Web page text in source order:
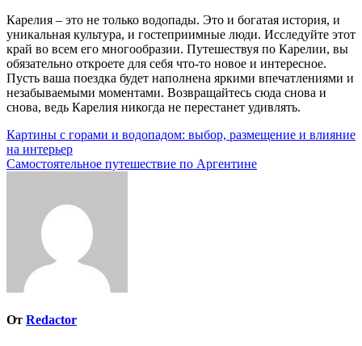
Карелия – это не только водопады. Это и богатая история, и
уникальная культура, и гостеприимные люди. Исследуйте этот
край во всем его многообразии. Путешествуя по Карелии, вы
обязательно откроете для себя что-то новое и интересное.
Пусть ваша поездка будет наполнена яркими впечатлениями и
незабываемыми моментами. Возвращайтесь сюда снова и
снова, ведь Карелия никогда не перестанет удивлять.
Навигация
по
Картины с горами и водопадом: выбор, размещение и влияние
на интерьер
Самостоятельное путешествие по Аргентине
От Redactor